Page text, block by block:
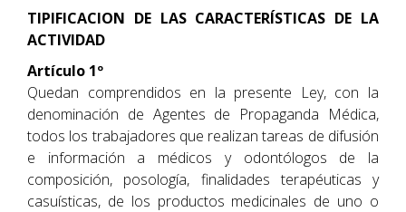
TIPIFICACION DE LAS CARACTERÍSTICAS DE LA
ACTIVIDAD
Artículo 1º
Quedan comprendidos en la presente Ley, con la
denominación de Agentes de Propaganda Médica,
todos los trabajadores que realizan tareas de difusión
e información a médicos y odontólogos de la
composición, posología, finalidades terapéuticas y
casuísticas, de los productos medicinales de uno o